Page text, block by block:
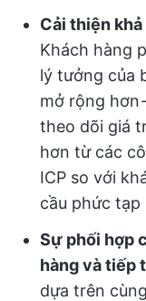
Cải thiện
Khách hàng
lý tưởng của
mở rộng
theo dõi giá
hơn từ các
ICP so với
cầu phức tạp
Sự phối hợp
hàng và tiếp
dựa trên